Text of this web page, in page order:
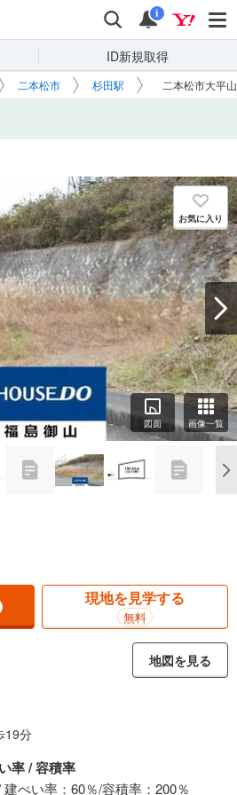
検索 通知
i
ID新規取得
二本松市 杉田駅 二本松市大平山
お気に入り
図面 画像一覧
現地を見学する
無料
地図を見る
19分
率 / 容積率
建ぺい率：60％/容積率：200％